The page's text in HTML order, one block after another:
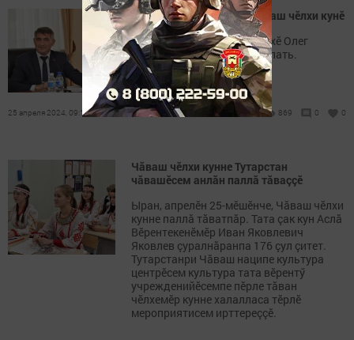
Ака уйăхĕн 25-мĕшĕ – Чăваш чĕлхи кунĕ
Чăваш Республикин Пуçлăхӗ Олег
Николаев уяв ячĕпе саламлать.
25 апреля 2024, 09:12 869 0 0
Чăваш чӗлхи кунне Тутарстан
чăвашӗсем анлăн паллă тăваççӗ
Ыран, апрелӗн 25-мӗшӗнче, Чăваш чӗлхи
кунне паллă тăватпăр. Тата çак кун Аслă
Вӗрентекенӗмӗр Иван Яковлевич
Яковлев çуралнăранпа 176 çул çитет.
Тутарстанри Чăваш наципе культура
центрӗсем культура тата вӗрентӳ
учрежденийӗсемпе пӗрле тăван
чӗлхемӗр кунне халалласа тӗрлӗ
мероприятисем ирттереççӗ.